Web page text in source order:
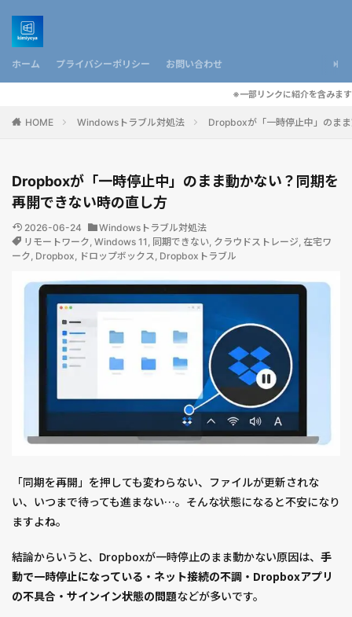
ホーム プライバシーポリシー お問い合わせ
※一部リンクに紹介を含みます
HOME Windowsトラブル対処法 Dropboxが「一時停止中」のま
Dropboxが「一時停止中」のまま動かない？同期を
再開できない時の直し方
2026-06-24
Windowsトラブル対処法
リモートワーク, Windows 11 , 同期できない, クラウドストレージ, 在宅ワ
ーク, Dropbox, ドロップボックス, Dropboxトラブル
「同期を再開」を押しても変わらない、ファイルが更新されな
い、いつまで待っても進まない…。そんな状態になると不安になり
ますよね。
結論からいうと、Dropboxが一時停止のまま動かない原因は、 手
動で一時停止になっている・ネット接続の不調・Dropboxアプリ
の不具合・サインイン状態の問題などが多いです。